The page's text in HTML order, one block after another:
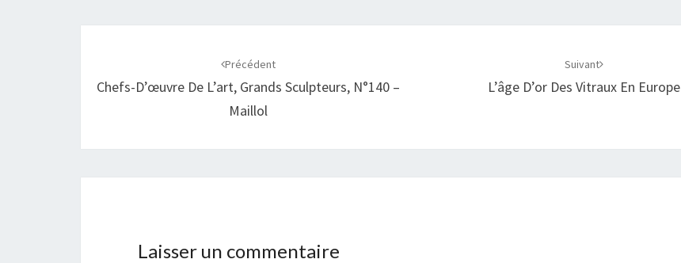
Précédent
Chefs-D’œuvre De L’art, Grands Sculpteurs, N°140 –
Maillol
Suivant
L’âge D’or Des Vitraux En Europe
Laisser un commentaire